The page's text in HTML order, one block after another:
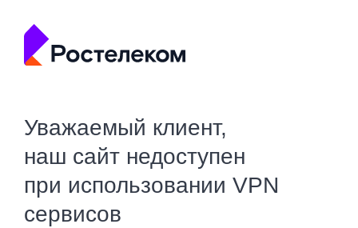
Уважаемый клиент,
наш сайт недоступен
при использовании VPN
сервисов